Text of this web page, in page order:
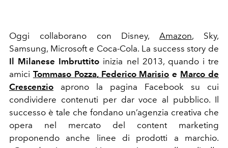
Oggi collaborano con Disney,Amazon, Sky,
Samsung, Microsoft e Coca-Cola. La success story de
Il Milanese Imbruttito inizia nel 2013, quando i tre
amici Tommaso Pozza,Federico Marisio e Marco de
Crescenzio aprono la pagina Facebook su cui
condividere contenuti per dar voce al pubblico. Il
successo è tale che fondano un’agenzia creativa che
opera nel mercato del content marketing
proponendo anche linee di prodotti a marchio.